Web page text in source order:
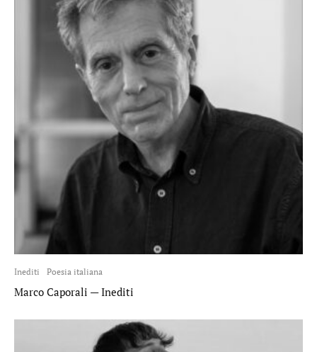
Inediti Poesia italiana
Marco Caporali — Inediti